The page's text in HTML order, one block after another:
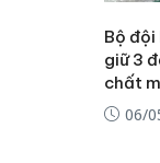
Bộ
giữ 3
chất
06/